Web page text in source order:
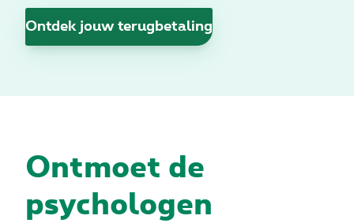
Ontdek jouw terugbetaling
Ontmoet de
psychologen